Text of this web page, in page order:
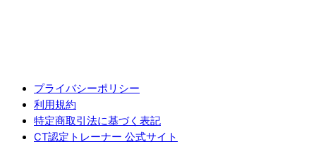
プライバシーポリシー
利用規約
特定商取引法に基づく表記
CT認定トレーナー 公式サイト